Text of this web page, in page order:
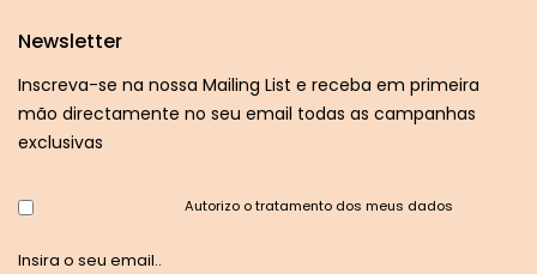
Newsletter
Inscreva-se na nossa Mailing List e receba em primeira
mão directamente no seu email todas as campanhas
exclusivas
Autorizo o tratamento dos meus dados